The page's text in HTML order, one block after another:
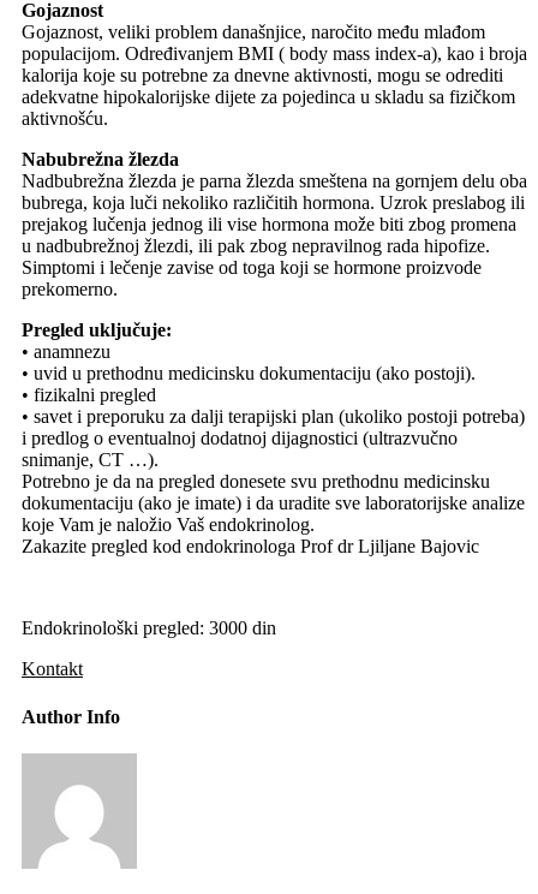
Gojaznost
Gojaznost, veliki problem današnjice, naročito među mlađom
populacijom. Određivanjem BMI ( body mass index-a), kao i broja
kalorija koje su potrebne za dnevne aktivnosti, mogu se odrediti
adekvatne hipokalorijske dijete za pojedinca u skladu sa fizičkom
aktivnošću.
Nabubrežna žlezda
Nadbubrežna žlezda je parna žlezda smeštena na gornjem delu oba
bubrega, koja luči nekoliko različitih hormona. Uzrok preslabog ili
prejakog lučenja jednog ili vise hormona može biti zbog promena
u nadbubrežnoj žlezdi, ili pak zbog nepravilnog rada hipofize.
Simptomi i lečenje zavise od toga koji se hormone proizvode
prekomerno.
Pregled uključuje:
• anamnezu
• uvid u prethodnu medicinsku dokumentaciju (ako postoji).
• fizikalni pregled
• savet i preporuku za dalji terapijski plan (ukoliko postoji potreba)
i predlog o eventualnoj dodatnoj dijagnostici (ultrazvučno
snimanje, CT …).
Potrebno je da na pregled donesete svu prethodnu medicinsku
dokumentaciju (ako je imate) i da uradite sve laboratorijske analize
koje Vam je naložio Vaš endokrinolog.
Zakazite pregled kod endokrinologa Prof dr Ljiljane Bajovic
Endokrinološki pregled: 3000 din
Kontakt
Author Info